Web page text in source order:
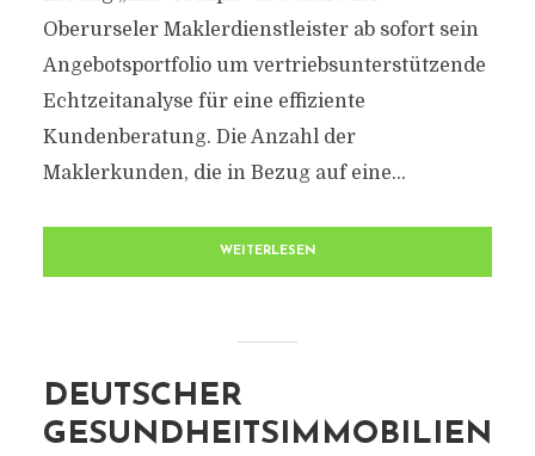
Oberurseler Maklerdienstleister ab sofort sein
Angebotsportfolio um vertriebsunterstützende
Echtzeitanalyse für eine effiziente
Kundenberatung. Die Anzahl der
Maklerkunden, die in Bezug auf eine...
WEITERLESEN
DEUTSCHER
GESUNDHEITSIMMOBILIEN